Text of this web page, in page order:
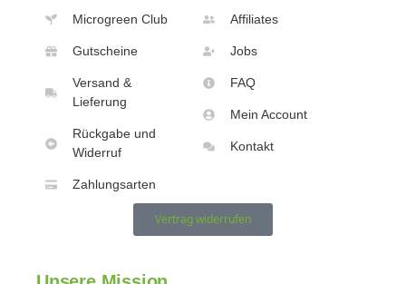
Microgreen Club
Gutscheine
Versand &
Lieferung
Rückgabe und
Widerruf
Zahlungsarten
Affiliates
Jobs
FAQ
Mein Account
Kontakt
Vertrag widerrufen